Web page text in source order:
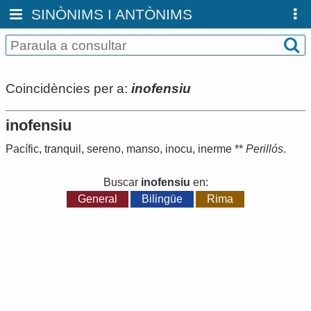
SINÒNIMS I ANTÒNIMS
Coincidències per a: inofensiu
inofensiu
Pacífic, tranquil , sereno, manso, inocu, inerme ** Perillós.
Buscar inofensiu en:
General
Bilingüe Rima